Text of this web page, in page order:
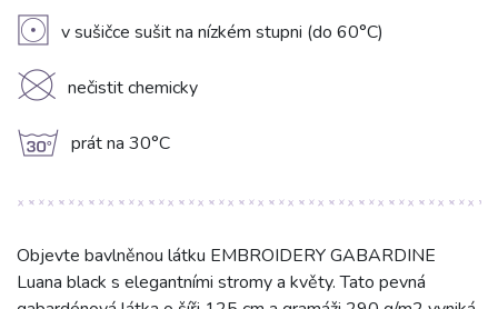
V v sušičce sušit na nízkém stupni (do 60°C)
K nečistit chemicky
g prát na 30°C
Objevte bavlněnou látku EMBROIDERY GABARDINE
Luana black s elegantními stromy a květy. Tato pevná